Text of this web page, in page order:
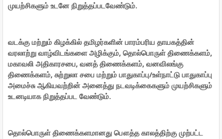
முயற்சிகளும் உடனே நிறுத்தப்படவேண்டும்.
வடக்கு மற்றும் கிழக்கில் தமிழர்களின் பாரம்பரிய தாயகத்தின்
வரலாற்று வாழ்விடங்களை அழிக்கும், தொல்பொருள் திணைக்களம்,
மகாவலி அதிகாரசபை, வனத் திணைக்களம், வனவிலங்கு
திணைக்களம், சுற்றுலா சபை மற்றும் பாதுகாப்பு/உள்நாட்டு பாதுகாப்பு
அமைச்சு ஆகியவற்றின் அனைத்து நடவடிக்கைகளும் முயற்சிகளும்
உடனடியாக நிறுத்தப்பட வேண்டும்.
தொல்பொருள் திணைக்களமானது பௌத்த காலத்திற்கு முற்பட்ட